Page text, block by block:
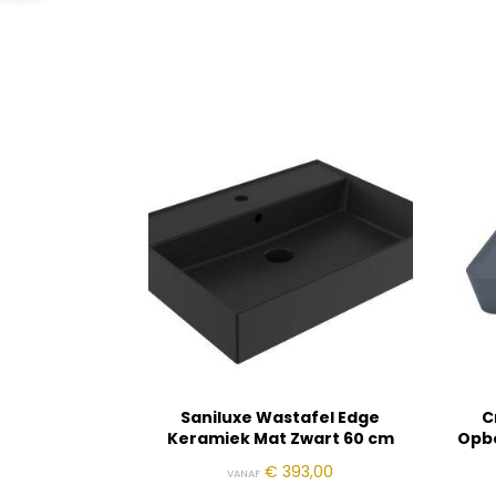
Saniluxe Wastafel Edge
Keramiek Mat Zwart 60 cm
VANAF € 393,00